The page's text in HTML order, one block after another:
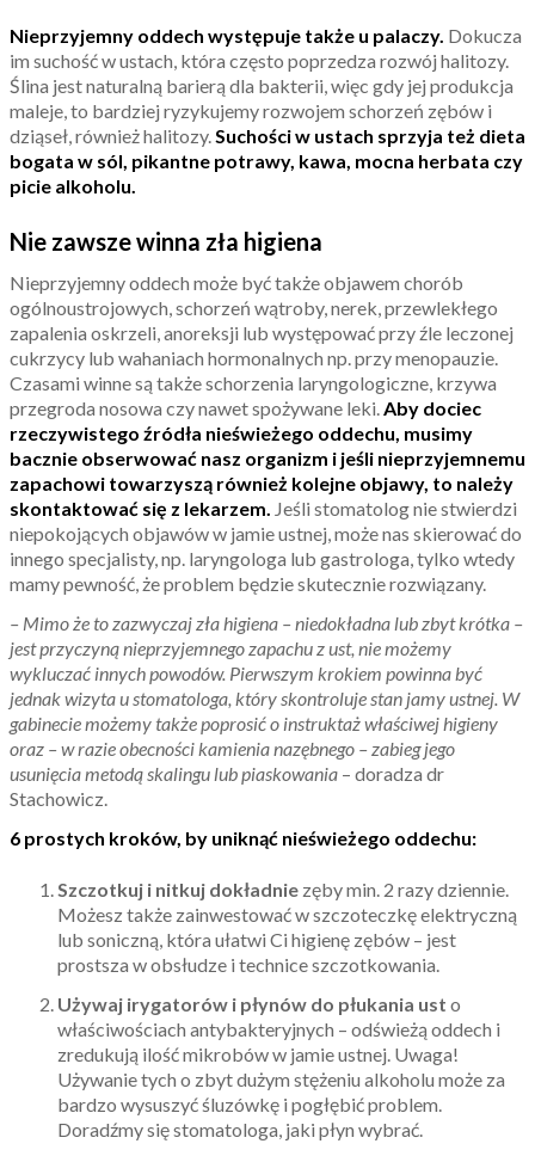
Nieprzyjemny oddech występuje także u palaczy. Dokucza
im suchość w ustach, która często poprzedza rozwój halitozy.
Ślina jest naturalną barierą dla bakterii, więc gdy jej produkcja
maleje, to bardziej ryzykujemy rozwojem schorzeń zębów i
dziąseł, również halitozy.Suchości w ustach sprzyja też dieta
bogata w sól, pikantne potrawy, kawa, mocna herbata czy
picie alkoholu.
Nie zawsze winna zła higiena
Nieprzyjemny oddech może być także objawem chorób
ogólnoustrojowych, schorzeń wątroby, nerek, przewlekłego
zapalenia oskrzeli, anoreksji lub występować przy źle leczonej
cukrzycy lub wahaniach hormonalnych np. przy menopauzie.
Czasami winne są także schorzenia laryngologiczne, krzywa
przegroda nosowa czy nawet spożywane leki.Aby dociec
rzeczywistego źródła nieświeżego oddechu, musimy
bacznie obserwować nasz organizm i jeśli nieprzyjemnemu
zapachowi towarzyszą również kolejne objawy, to należy
skontaktować się z lekarzem. Jeśli stomatolog nie stwierdzi
niepokojących objawów w jamie ustnej, może nas skierować do
innego specjalisty, np. laryngologa lub gastrologa, tylko wtedy
mamy pewność, że problem będzie skutecznie rozwiązany.
– Mimo że to zazwyczaj zła higiena – niedokładna lub zbyt krótka –
jest przyczyną nieprzyjemnego zapachu z ust, nie możemy
wykluczać innych powodów. Pierwszym krokiem powinna być
jednak wizyta u stomatologa, który skontroluje stan jamy ustnej. W
gabinecie możemy także poprosić o instruktaż właściwej higieny
oraz – w razie obecności kamienia nazębnego – zabieg jego
usunięcia metodą skalingu lub piaskowania – doradza dr
Stachowicz.
6 prostych kroków, by uniknąć nieświeżego oddechu:
Szczotkuj i nitkuj dokładnie zęby min. 2 razy dziennie.
Możesz także zainwestować w szczoteczkę elektryczną
lub soniczną, która ułatwi Ci higienę zębów – jest
prostsza w obsłudze i technice szczotkowania.
Używaj irygatorów i płynów do płukania ust o
właściwościach antybakteryjnych – odświeżą oddech i
zredukują ilość mikrobów w jamie ustnej. Uwaga!
Używanie tych o zbyt dużym stężeniu alkoholu może za
bardzo wysuszyć śluzówkę i pogłębić problem.
Doradźmy się stomatologa, jaki płyn wybrać.